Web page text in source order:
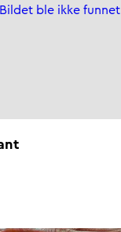
Bildet ble ikke funnet